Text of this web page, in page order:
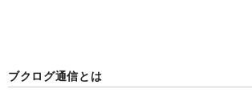
ブクログ通信とは